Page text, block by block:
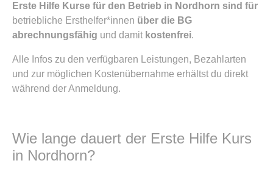
Erste Hilfe Kurse für den Betrieb in Nordhorn sind für
betriebliche Ersthelfer*innen über die BG
abrechnungsfähig und damit kostenfrei.
Alle Infos zu den verfügbaren Leistungen, Bezahlarten
und zur möglichen Kostenübernahme erhältst du direkt
während der Anmeldung.
Wie lange dauert der Erste Hilfe Kurs
in Nordhorn?